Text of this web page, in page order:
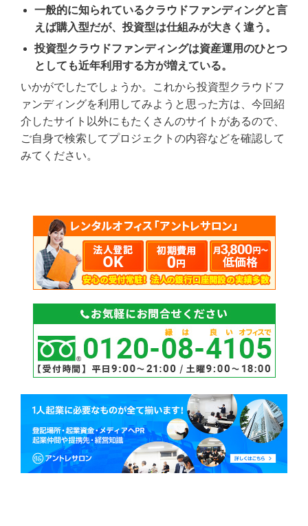
一般的に知られているクラウドファンディングと言
えば購入型だが、投資型は仕組みが大きく違う。
投資型クラウドファンディングは資産運用のひとつ
としても近年利用する方が増えている。
いかがでしたでしょうか。これから投資型クラウドフ
ァンディングを利用してみようと思った方は、今回紹
介したサイト以外にもたくさんのサイトがあるので、
ご自身で検索してプロジェクトの内容などを確認して
みてください。